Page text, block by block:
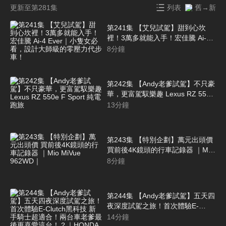
更新至第281集 列表 舊→新
第241集 【艾兒試駕】甜到心坎
裡！3萬多就能入手！宏佳騰 Ai-4
Ever｜小隻女必看，設計大師級的
8分鐘
第242集 【Andy老爹試駕】不只豪
華，更富駕馭樂趣 Lexus RZ 550e
F Sport 純電跑旅
13分鐘
第243集 【特別企劃】萬元出頭價
買前後4K鏡頭的行車記錄器 ｜Mio
MiVue 962WD｜
8分鐘
第244集 【Andy老爹試駕】五天四
夜深度試駕之旅！首次體驗E-
Clutch黑科技 新手騎士超適合！兩
14分鐘